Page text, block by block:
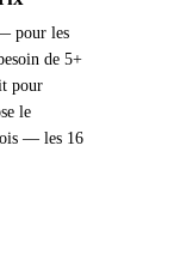
pour les
de 5+
pour
le
— les 16